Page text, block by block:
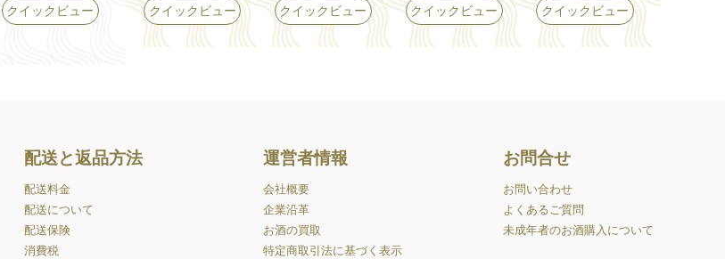
クイックビュー クイックビュー クイックビュー クイックビュー クイックビュー
配送と返品方法
配送料金
配送について
配送保険
消費税
運営者情報
会社概要
企業沿革
お酒の買取
特定商取引法に基づく表示
お問合せ
お問い合わせ
よくあるご質問
未成年者のお酒購入について